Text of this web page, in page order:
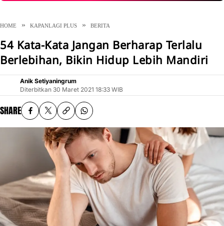
HOME KAPANLAGI PLUS BERITA
54 Kata-Kata Jangan Berharap Terlalu
Berlebihan, Bikin Hidup Lebih Mandiri
Anik Setiyaningrum
Diterbitkan 30 Maret 2021 18:33 WIB
SHARE